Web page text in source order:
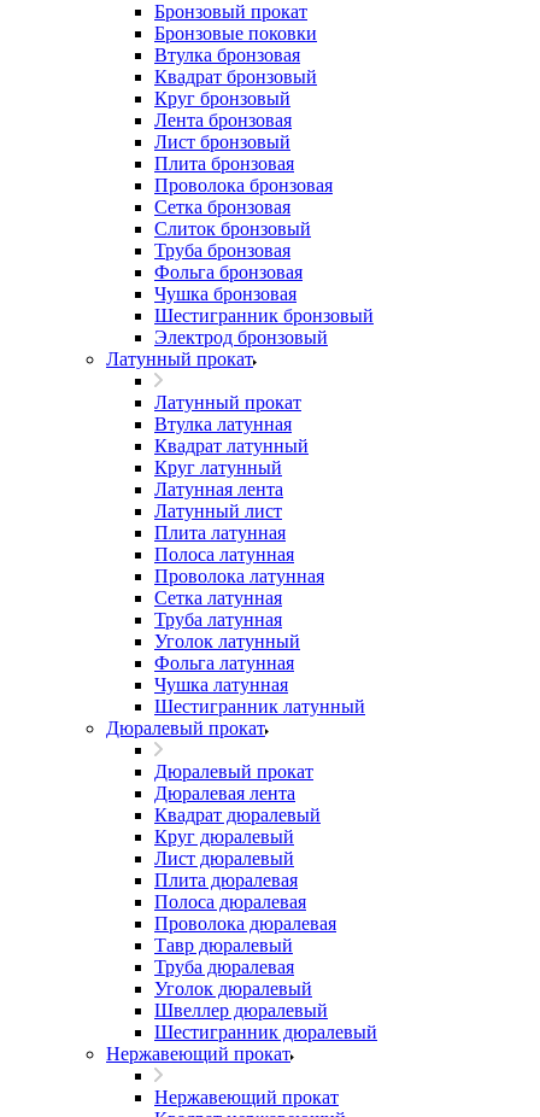
Бронзовый прокат
Бронзовые поковки
Втулка бронзовая
Квадрат бронзовый
Круг бронзовый
Лента бронзовая
Лист бронзовый
Плита бронзовая
Проволока бронзовая
Сетка бронзовая
Слиток бронзовый
Труба бронзовая
Фольга бронзовая
Чушка бронзовая
Шестигранник бронзовый
Электрод бронзовый
Латунный прокат
Латунный прокат
Втулка латунная
Квадрат латунный
Круг латунный
Латунная лента
Латунный лист
Плита латунная
Полоса латунная
Проволока латунная
Сетка латунная
Труба латунная
Уголок латунный
Фольга латунная
Чушка латунная
Шестигранник латунный
Дюралевый прокат
Дюралевый прокат
Дюралевая лента
Квадрат дюралевый
Круг дюралевый
Лист дюралевый
Плита дюралевая
Полоса дюралевая
Проволока дюралевая
Тавр дюралевый
Труба дюралевая
Уголок дюралевый
Швеллер дюралевый
Шестигранник дюралевый
Нержавеющий прокат
Нержавеющий прокат